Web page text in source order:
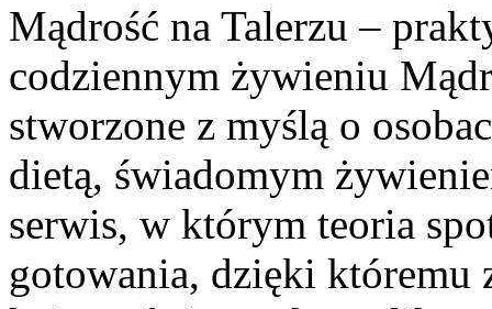
Mądrość na Talerzu –
codziennym żywieniu
stworzone z myślą o
dietą, świadomym
serwis, w którym teoria
gotowania, dzięki któremu